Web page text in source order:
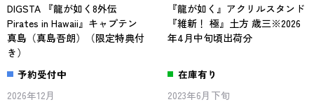
DIGSTA 『龍が如く8外伝
Pirates in Hawaii』キャプテン
真島（真島吾朗）（限定特典付
き）
予約受付中
2026年12月
『龍が如く』アクリルスタンド
『維新！ 極』土方 歳三※2026
年4月中旬頃出荷分
在庫有り
2023年6月下旬